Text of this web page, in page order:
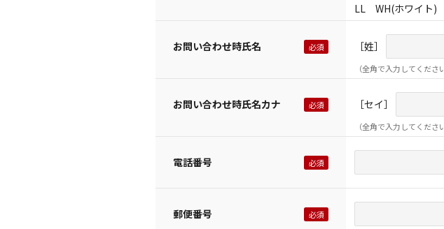
LL WH(ホワイト)
お問い合わせ時氏名 ［姓］
（全角で入力してください
お問い合わせ時氏名カナ ［セイ］
（全角で入力してください
電話番号
郵便番号